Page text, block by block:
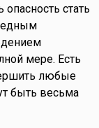
стать
мере. Есть
любые
быть весьма